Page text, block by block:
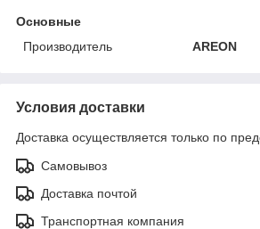
Основные
Производитель
AREON
Условия доставки
Доставка осуществляется только по
Самовывоз
Доставка почтой
Транспортная компания